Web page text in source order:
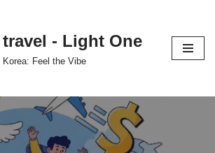
travel - Light One
Korea: Feel the Vibe